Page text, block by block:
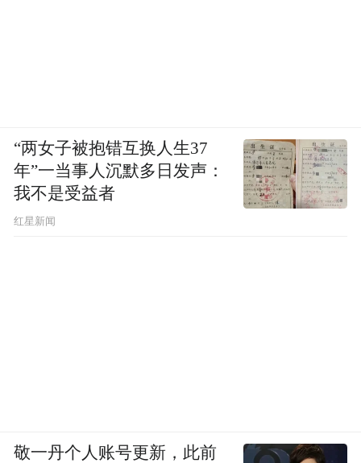
“两女子被抱错互换人生37
年”一当事人沉默多日发声：
我不是受益者
红星新闻
敬一丹个人账号更新，此前